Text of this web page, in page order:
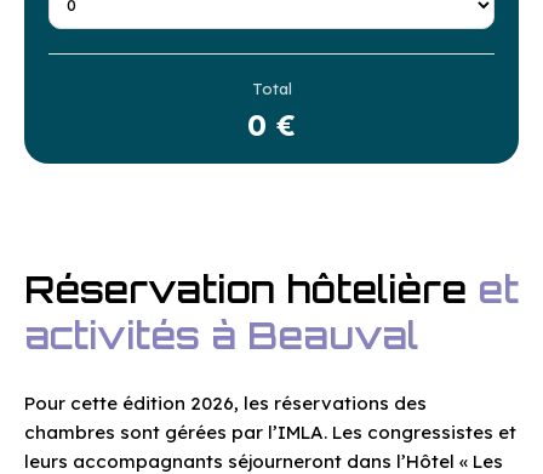
Total
0 €
Réservation hôtelière et
activités à Beauval
Pour cette édition 2026, les réservations des
chambres sont gérées par l’IMLA. Les congressistes et
leurs accompagnants séjourneront dans l’Hôtel « Les